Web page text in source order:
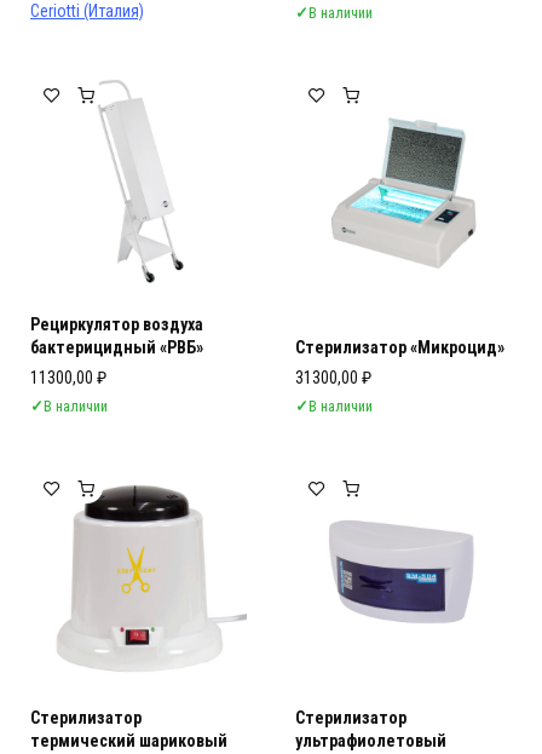
Ceriotti (Италия) ✓В наличии
Рециркулятор воздуха
бактерицидный «РВБ»
11300,00 ₽
✓В наличии
Стерилизатор «Микроцид»
31300,00 ₽
✓В наличии
Стерилизатор
термический шариковый
Стерилизатор
ультрафиолетовый